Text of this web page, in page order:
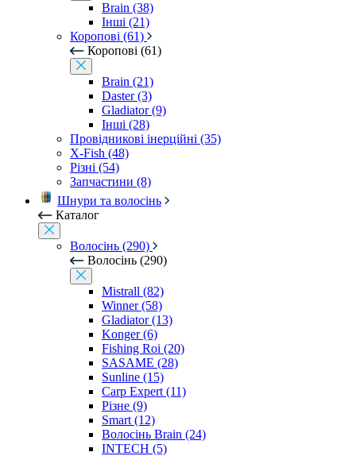
Brain (38)
Інші (21)
Коропові (61)
Коропові (61)
Brain (21)
Daster (3)
Gladiator (9)
Інші (28)
Провідникові інерційні (35)
X-Fish (48)
Різні (54)
Запчастини (8)
Шнури та волосінь
Каталог
Волосінь (290)
Волосінь (290)
Mistrall (82)
Winner (58)
Gladiator (13)
Konger (6)
Fishing Roi (20)
SASAME (28)
Sunline (15)
Carp Expert (11)
Різне (9)
Smart (12)
Волосінь Brain (24)
INTECH (5)